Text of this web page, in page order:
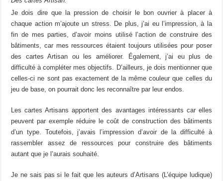
Je dois dire que la pression de choisir le bon ouvrier à placer à
chaque action m’ajoute un stress. De plus, j’ai eu l’impression, à la
fin de mes parties, d’avoir moins utilisé l’action de construire des
bâtiments, car mes ressources étaient toujours utilisées pour poser
des cartes Artisan ou les améliorer. Également, j’ai eu plus de
difficulté à compléter mes objectifs. D’ailleurs, je dois mentionner que
celles-ci ne sont pas exactement de la même couleur que celles du
jeu de base, on pourrait donc les reconnaître par leur endos.
Les cartes Artisans apportent des avantages intéressants car elles
peuvent par exemple réduire le coût de construction des bâtiments
d’un type. Toutefois, j’avais l’impression d’avoir de la difficulté à
rassembler assez de ressources pour construire des bâtiments
autant que je l’aurais souhaité.
Je ne sais pas si le fait que les auteurs d’Artisans (L’équipe ludique)